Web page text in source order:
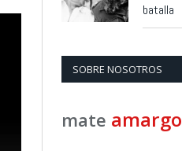
batalla
SOBRE NOSOTROS
mate amargo